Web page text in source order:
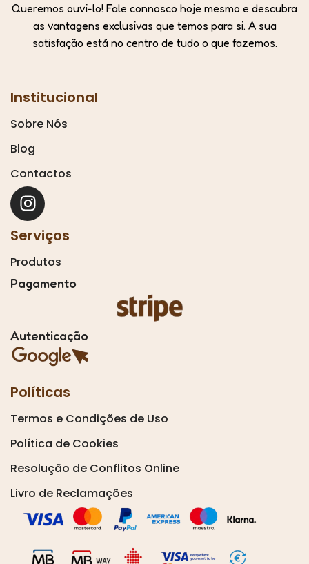
Queremos ouvi-lo! Fale connosco hoje mesmo e descubra
as vantagens exclusivas que temos para si. A sua
satisfação está no centro de tudo o que fazemos.
Institucional
Sobre Nós
Blog
Contactos
Serviços
Produtos
Pagamento
Autenticação
Políticas
Termos e Condições de Uso
Política de Cookies
Resolução de Conflitos Online
Livro de Reclamações